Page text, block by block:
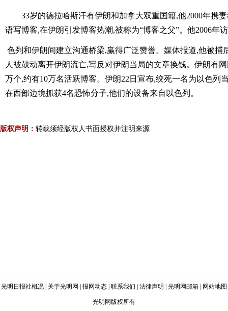
33岁的德拉哈斯汗有伊朗和加拿大双重国籍,他2000年携
语写博客,在伊朗引发博客热潮,被称为“博客之父”。他2006年
色列和伊朗间建立沟通桥梁,赢得广泛赞誉。媒体报道,他被捕
人被鼓动离开伊朗流亡,写反对伊朗当局的文章换钱。伊朗有
万个,约有10万名活跃博客。伊朗22日宣布,绞死一名为以色列
在西部边境抓获4名恐怖分子,他们的设备来自以色列。
版权声明： 转载须经版权人书面授权并注明来源
光明日报社概况 关于光明网 报网动态 联系我们 法律声明 光明网邮箱 网站地图
光明网版权所有